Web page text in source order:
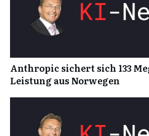
Anthropic sichert sich 133
Leistung aus Norwegen